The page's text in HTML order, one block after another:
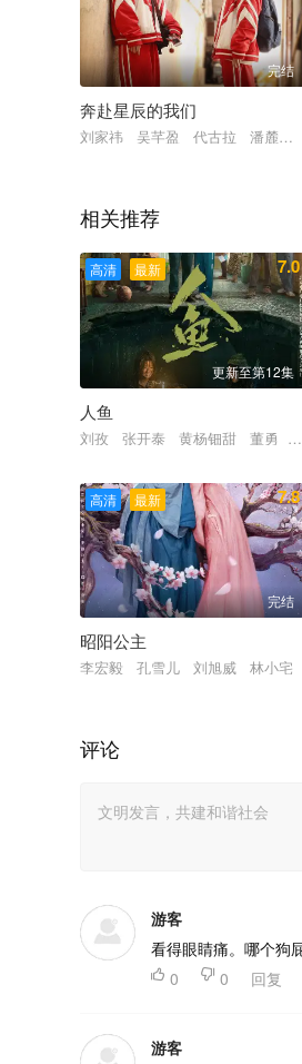
完结
奔赴星辰的我们
刘家祎 吴芊盈 代古拉 潘麓宇
相关推荐
最新
高清 7.0
更新至第12集
人鱼
刘孜 张开泰 黄杨钿甜 董勇
最新
高清 7.8
完结
昭阳公主
李宏毅 孔雪儿 刘旭威 林小宅
评论
游客
看得眼睛痛。哪个狗
 0  0 回复
游客